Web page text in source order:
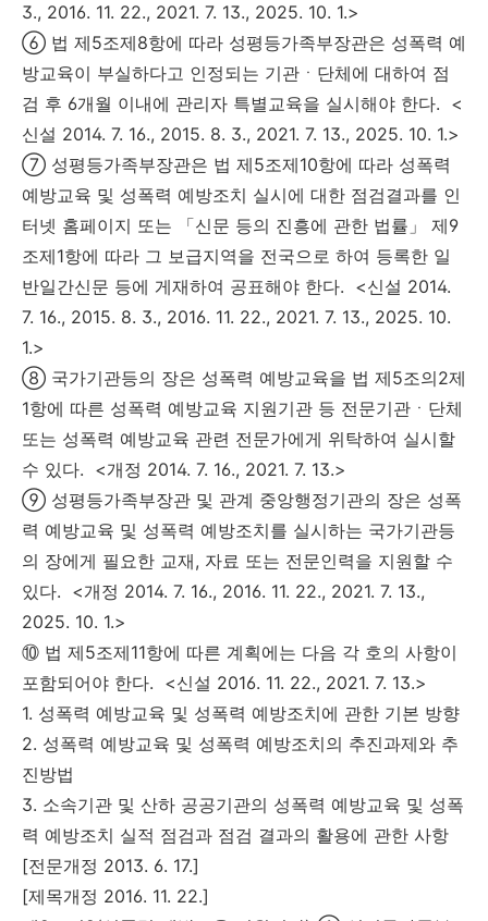
3., 2016. 11. 22., 2021. 7. 13., 2025. 10. 1.>
⑥ 법 제5조제8항에 따라 성평등가족부장관은 성폭력 예
방교육이 부실하다고 인정되는 기관ㆍ단체에 대하여 점
검 후 6개월 이내에 관리자 특별교육을 실시해야 한다. <
신설 2014. 7. 16., 2015. 8. 3., 2021. 7. 13., 2025. 10. 1.>
⑦ 성평등가족부장관은 법 제5조제10항에 따라 성폭력
예방교육 및 성폭력 예방조치 실시에 대한 점검결과를 인
터넷 홈페이지 또는 「신문 등의 진흥에 관한 법률」 제9
조제1항에 따라 그 보급지역을 전국으로 하여 등록한 일
반일간신문 등에 게재하여 공표해야 한다. <신설 2014.
7. 16., 2015. 8. 3., 2016. 11. 22., 2021. 7. 13., 2025. 10.
1.>
⑧ 국가기관등의 장은 성폭력 예방교육을 법 제5조의2제
1항에 따른 성폭력 예방교육 지원기관 등 전문기관ㆍ단체
또는 성폭력 예방교육 관련 전문가에게 위탁하여 실시할
수 있다. <개정 2014. 7. 16., 2021. 7. 13.>
⑨ 성평등가족부장관 및 관계 중앙행정기관의 장은 성폭
력 예방교육 및 성폭력 예방조치를 실시하는 국가기관등
의 장에게 필요한 교재, 자료 또는 전문인력을 지원할 수
있다. <개정 2014. 7. 16., 2016. 11. 22., 2021. 7. 13.,
2025. 10. 1.>
⑩ 법 제5조제11항에 따른 계획에는 다음 각 호의 사항이
포함되어야 한다. <신설 2016. 11. 22., 2021. 7. 13.>
1. 성폭력 예방교육 및 성폭력 예방조치에 관한 기본 방향
2. 성폭력 예방교육 및 성폭력 예방조치의 추진과제와 추
진방법
3. 소속기관 및 산하 공공기관의 성폭력 예방교육 및 성폭
력 예방조치 실적 점검과 점검 결과의 활용에 관한 사항
[전문개정 2013. 6. 17.]
[제목개정 2016. 11. 22.]